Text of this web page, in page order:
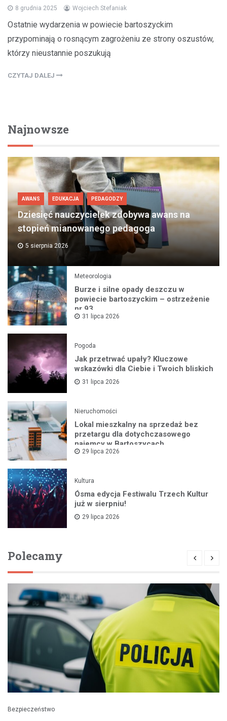
8 grudnia 2025 Wojciech Stefaniak
Ostatnie wydarzenia w powiecie bartoszyckim
przypominają o rosnącym zagrożeniu ze strony oszustów,
którzy nieustannie poszukują
CZYTAJ DALEJ
Najnowsze
AWANS EDUKACJA PEDAGODZY
Dziesięć nauczycielek zdobywa awans na
stopień mianowanego pedagoga
5 sierpnia 2026
Meteorologia
Burze i silne opady deszczu w
powiecie bartoszyckim – ostrzeżenie
nr 93
31 lipca 2026
Pogoda
Jak przetrwać upały? Kluczowe
wskazówki dla Ciebie i Twoich bliskich
31 lipca 2026
Nieruchomości
Lokal mieszkalny na sprzedaż bez
przetargu dla dotychczasowego
najemcy w Bartoszycach
29 lipca 2026
Kultura
Ósma edycja Festiwalu Trzech Kultur
już w sierpniu!
29 lipca 2026
Polecamy
Bezpieczeństwo